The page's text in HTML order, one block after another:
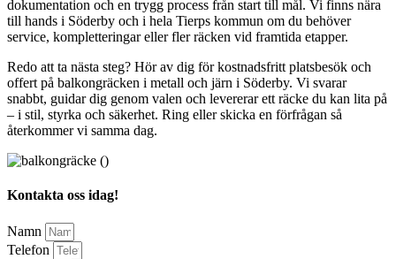
dokumentation och en trygg process från start till mål. Vi finns nära
till hands i Söderby och i hela Tierps kommun om du behöver
service, kompletteringar eller fler räcken vid framtida etapper.
Redo att ta nästa steg? Hör av dig för kostnadsfritt platsbesök och
offert på balkongräcken i metall och järn i Söderby. Vi svarar
snabbt, guidar dig genom valen och levererar ett räcke du kan lita på
– i stil, styrka och säkerhet. Ring eller skicka en förfrågan så
återkommer vi samma dag.
Kontakta oss idag!
Namn
Telefon